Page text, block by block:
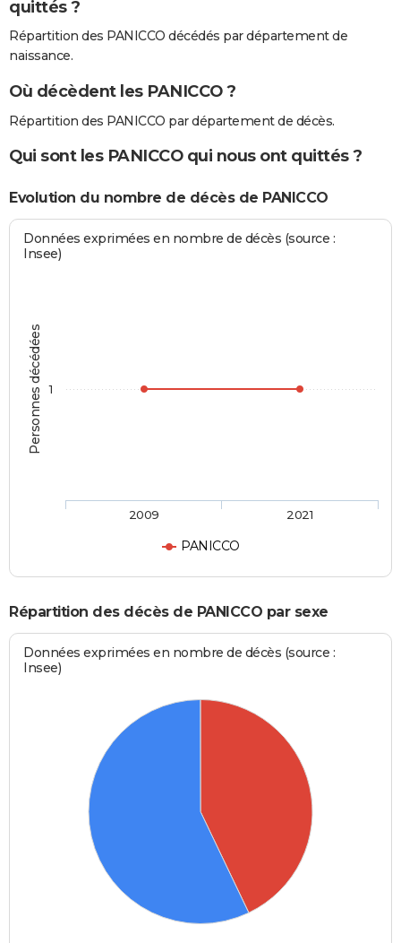
quittés ?
Répartition des PANICCO décédés par département de
naissance.
Où décèdent les PANICCO ?
Répartition des PANICCO par département de décès.
Qui sont les PANICCO qui nous ont quittés ?
Evolution du nombre de décès de PANICCO
Personnes décédées
Données exprimées en nombre de décès (source :
Insee)
PANICCO
2009 2021
1
Répartition des décès de PANICCO par sexe
Données exprimées en nombre de décès (source :
Insee)